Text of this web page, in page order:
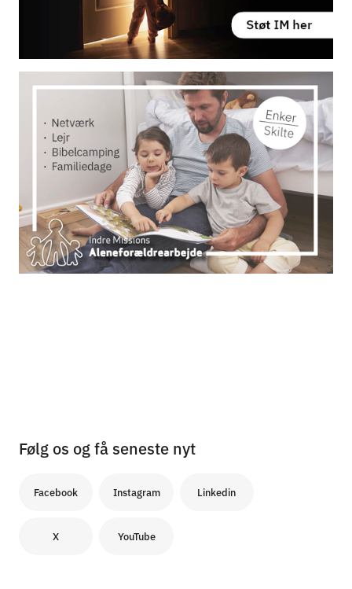
Følg os og få seneste nyt
Facebook Instagram Linkedin
X YouTube